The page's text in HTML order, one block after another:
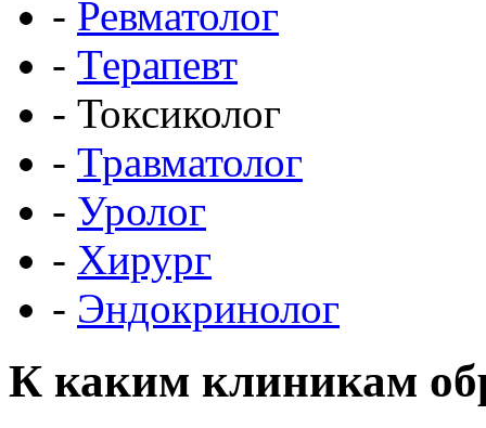
- Ревматолог
- Терапевт
- Токсиколог
- Травматолог
- Уролог
- Хирург
- Эндокринолог
К каким клиникам